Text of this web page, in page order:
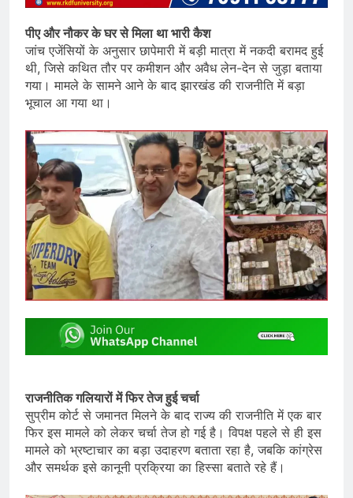
पीए और नौकर के घर से मिला था भारी कैश
जांच एजेंसियों के अनुसार छापेमारी में बड़ी मात्रा में नकदी बरामद हुई
थी, जिसे कथित तौर पर कमीशन और अवैध लेन-देन से जुड़ा बताया
गया। मामले के सामने आने के बाद झारखंड की राजनीति में बड़ा
भूचाल आ गया था।
राजनीतिक गलियारों में फिर तेज हुई चर्चा
सुप्रीम कोर्ट से जमानत मिलने के बाद राज्य की राजनीति में एक बार
फिर इस मामले को लेकर चर्चा तेज हो गई है। विपक्ष पहले से ही इस
मामले को भ्रष्टाचार का बड़ा उदाहरण बताता रहा है, जबकि कांग्रेस
और समर्थक इसे कानूनी प्रक्रिया का हिस्सा बताते रहे हैं।